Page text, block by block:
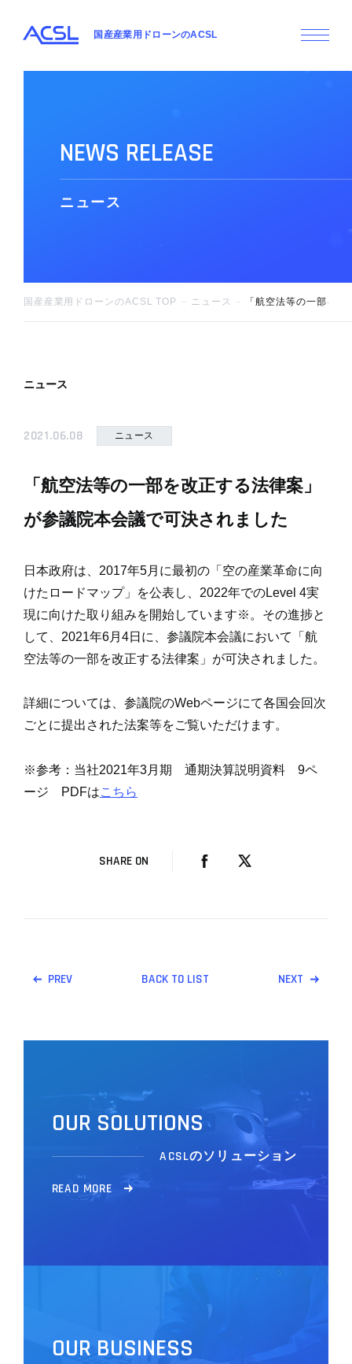
国産産業用ドローンのACSL
NEWS RELEASE
ニ ュ ー ス
国産産業用ドローンのACSL TOP ニュース 「航空法等の一部を
ニュース
2021.06.08 ニュース
「航空法等の一部を改正する法律案」
が参議院本会議で可決されました
日本政府は、2017年5月に最初の「空の産業革命に向
けたロードマップ」を公表し、2022年でのLevel 4実
現に向けた取り組みを開始しています※ 。その進捗と
して、2021年6月4日に、参議院本会議において「航
空法等の一部を改正する法律案」が可決されました。
詳細については、参議院のWebページにて各国会回次
ごとに提出された法案等をご覧いただけます。
※参考：当社2021年3月期 通期決算説明資料 9ペ
ージ PDFはこちら
SHARE ON
PREV BACK TO LIST NEXT
OUR SOLUTIONS
ACSLのソリューション
READ MORE
OUR BUSINESS